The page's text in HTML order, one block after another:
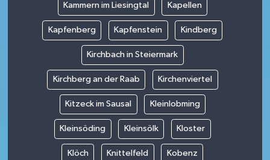
Kammern im Liesingtal Kapellen
Kapfenberg Kapfenstein Kindberg
Kirchbach in Steiermark
Kirchberg an der Raab Kirchenviertel
Kitzeck im Sausal Kleinlobming
Kleinsöding Kleinsölk Kloster
Klöch Knittelfeld Kobenz